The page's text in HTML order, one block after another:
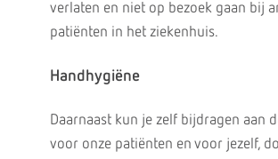
verlaten en niet op bezoek gaan bij
patiënten in het ziekenhuis.
Handhygiëne
Daarnaast kun je zelf bijdragen aan
voor onze patiënten en voor jezelf,